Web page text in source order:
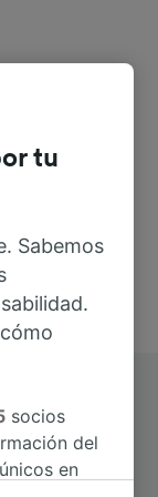
tu
Sabemos
socios
del
en